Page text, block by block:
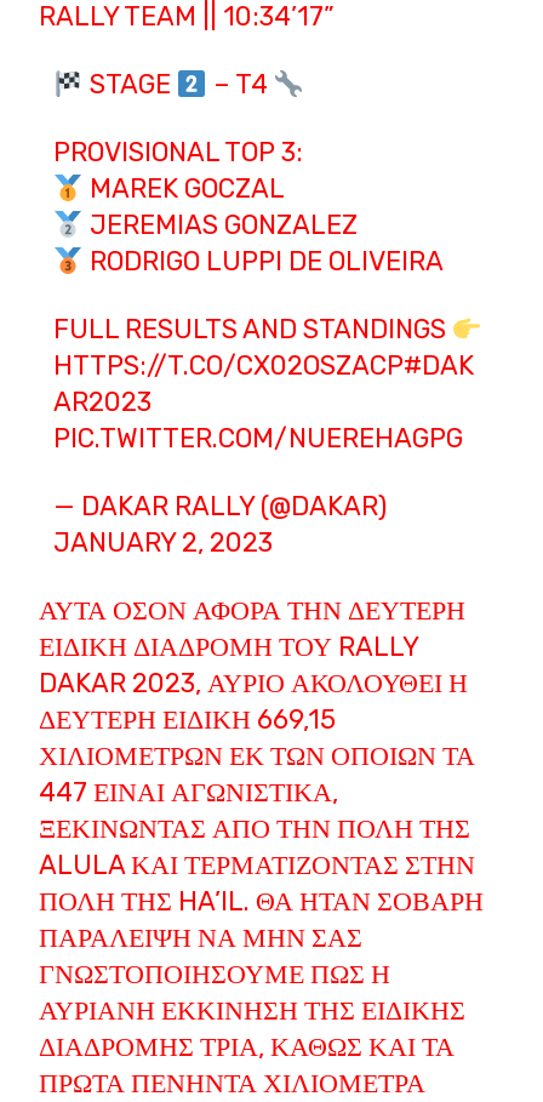
RALLY TEAM || 10:34’17”
STAGE – T4
PROVISIONAL TOP 3:
MAREK GOCZAL
JEREMIAS GONZALEZ
RODRIGO LUPPI DE OLIVEIRA
FULL RESULTS AND STANDINGS
HTTPS://T.CO/CX02OSZACP#DAK
AR2023
PIC.TWITTER.COM/NUEREHAGPG
— DAKAR RALLY (@DAKAR)
JANUARY 2, 2023
ΑΥΤΆ ΌΣΟΝ ΑΦΟΡΆ ΤΗΝ ΔΕΎΤΕΡΗ
ΕΙΔΙΚΉ ΔΙΑΔΡΟΜΉ ΤΟΥ RALLY
DAKAR 2023, ΑΎΡΙΟ ΑΚΟΛΟΥΘΕΊ Η
ΔΕΎΤΕΡΗ ΕΙΔΙΚΉ 669,15
ΧΙΛΙΟΜΈΤΡΩΝ ΕΚ ΤΩΝ ΟΠΟΊΩΝ ΤΑ
447 ΕΊΝΑΙ ΑΓΩΝΙΣΤΙΚΆ,
ΞΕΚΙΝΏΝΤΑΣ ΑΠΌ ΤΗΝ ΠΌΛΗ ΤΗΣ
ALULA ΚΑΙ ΤΕΡΜΑΤΊΖΟΝΤΑΣ ΣΤΗΝ
ΠΌΛΗ ΤΗΣ HA’IL. ΘΑ ΉΤΑΝ ΣΟΒΑΡΉ
ΠΑΡΆΛΕΙΨΗ ΝΑ ΜΗΝ ΣΑΣ
ΓΝΩΣΤΟΠΟΙΉΣΟΥΜΕ ΠΩΣ Η
ΑΥΡΙΑΝΉ ΕΚΚΊΝΗΣΗ ΤΗΣ ΕΙΔΙΚΉΣ
ΔΙΑΔΡΟΜΉΣ ΤΡΊΑ, ΚΑΘΏΣ ΚΑΙ ΤΑ
ΠΡΏΤΑ ΠΕΝΉΝΤΑ ΧΙΛΙΌΜΕΤΡΑ